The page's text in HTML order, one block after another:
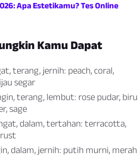
Apa Estetikamu? Tes Online
Kamu Dapat
terang, jernih: peach, coral,
segar
terang, lembut: rose pudar, biru
sage
dalam, tertahan: terracotta,
dalam, jernih: putih murni, merah